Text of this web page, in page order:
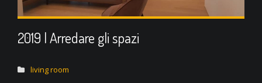
2019 | Arredare gli spazi
living room